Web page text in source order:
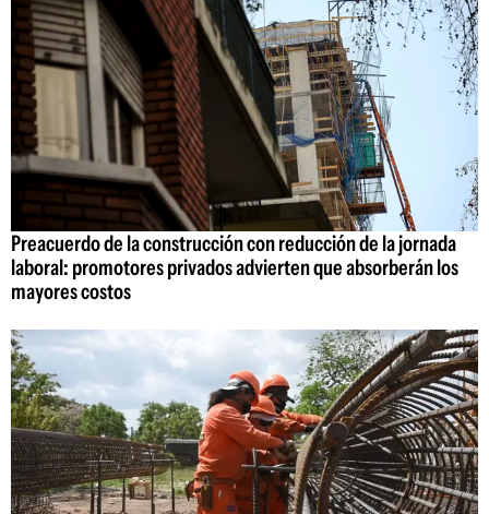
Preacuerdo de la construcción con reducción de la jornada
laboral: promotores privados advierten que absorberán los
mayores costos